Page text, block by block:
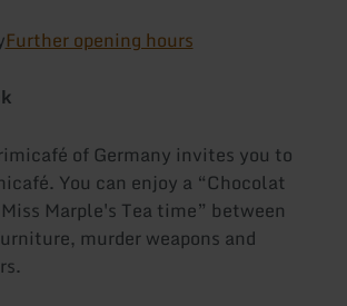
Further opening hours
of Germany invites you to
You can enjoy a “Chocolat
Marple's Tea time” between
murder weapons and